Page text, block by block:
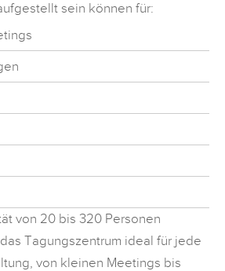
sein können für:
von 20 bis 320 Personen
Tagungszentrum ideal für jede
von kleinen Meetings bis